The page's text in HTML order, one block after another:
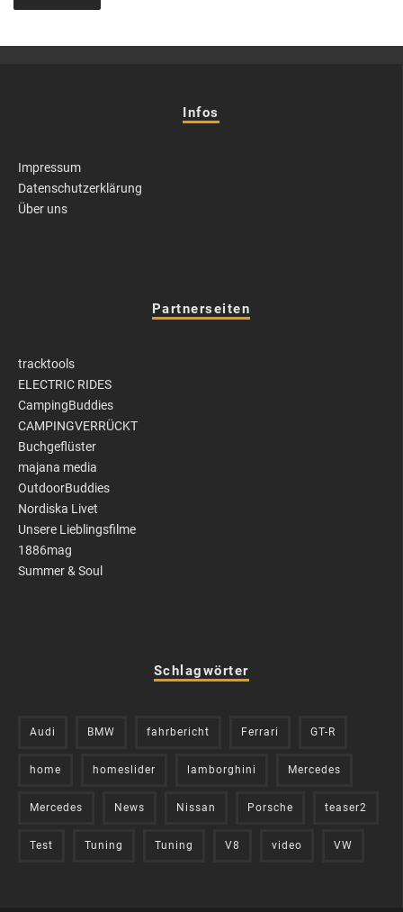
Infos
Impressum
Datenschutzerklärung
Über uns
Partnerseiten
tracktools
ELECTRIC RIDES
CampingBuddies
CAMPINGVERRÜCKT
Buchgeflüster
majana media
OutdoorBuddies
Nordiska Livet
Unsere Lieblingsfilme
1886mag
Summer & Soul
Schlagwörter
Audi BMW fahrbericht Ferrari GT-R
home homeslider lamborghini Mercedes
Mercedes News Nissan Porsche teaser2
Test Tuning Tuning V8 video VW